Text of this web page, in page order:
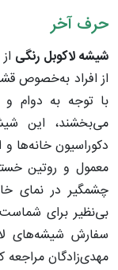
حرف آخر
شیشه لاکوبل رنگی
از افراد به‌خصوص
با توجه به دوام
می‌بخشند، این
دکوراسیون خانه‌ها و
معمول و روتین
چشمگیر در نمای
بی‌نظیر برای
سفارش شیشه‌های
مهدی‌زادگان مراجعه